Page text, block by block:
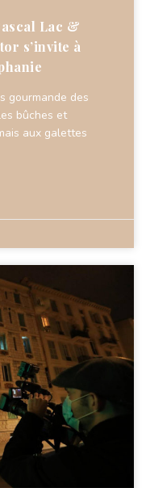
Lac &
s’invite à
gourmande des
bûches et
aux galettes